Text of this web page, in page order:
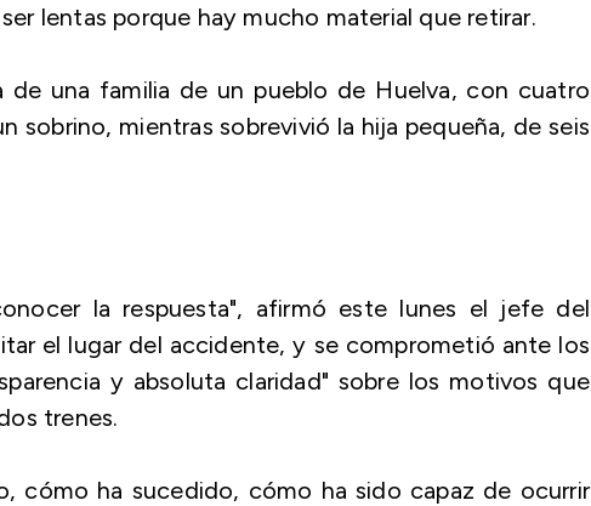
lentas porque hay mucho material que retirar.
una familia de un pueblo de Huelva, con cuatro
sobrino, mientras sobrevivió la hija pequeña, de seis
la respuesta", afirmó este lunes el jefe del
el lugar del accidente, y se comprometió ante los
y absoluta claridad" sobre los motivos que
trenes.
cómo ha sucedido, cómo ha sido capaz de ocurrir